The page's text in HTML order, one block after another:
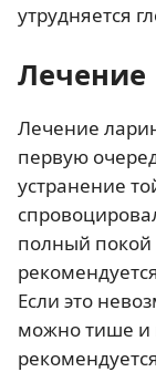
утрудняется
Лечение
Лечение
первую
устранение
полный покой
Если это
можно тише и